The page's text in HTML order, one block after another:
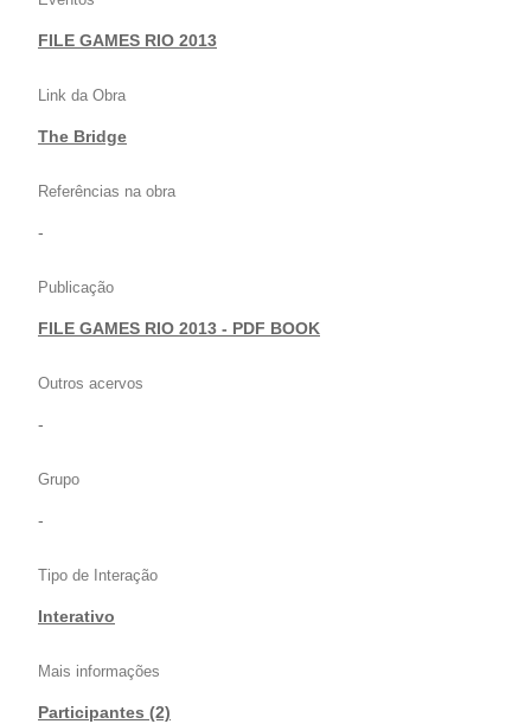
FILE GAMES RIO 2013
Link da Obra
The Bridge
Referências na obra
-
Publicação
FILE GAMES RIO 2013 - PDF BOOK
Outros acervos
-
Grupo
-
Tipo de Interação
Interativo
Mais informações
Participantes (2)